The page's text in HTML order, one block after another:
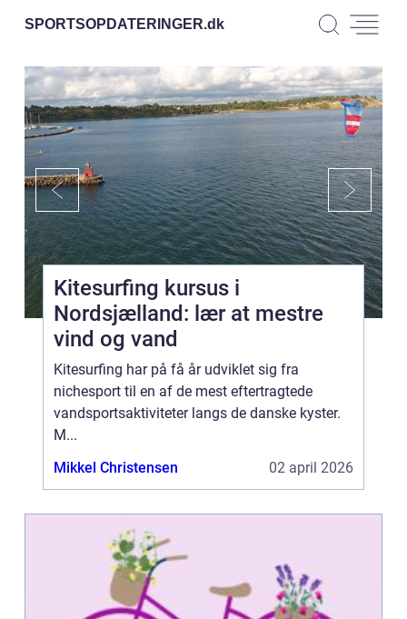
SPORTSOPDATERINGER.dk
Kitesurfing kursus i
Nordsjælland: lær at mestre
vind og vand
Kitesurfing har på få år udviklet sig fra
nichesport til en af de mest eftertragtede
vandsportsaktiviteter langs de danske kyster.
M...
Mikkel Christensen
02 april 2026